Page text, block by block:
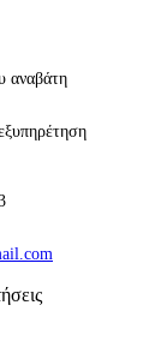
αναβάτη